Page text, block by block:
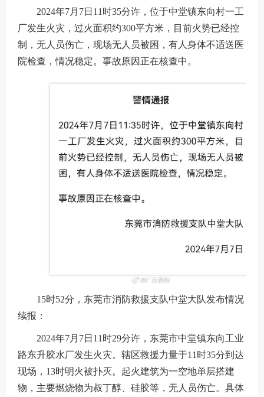
2024年7月7日11时35分许，位于中堂镇东向村一工
厂发生火灾，过火面积约300平方米，目前火势已经控
制，无人员伤亡，现场无人员被困，有人身体不适送医
院检查，情况稳定。事故原因正在核查中。
15时52分，东莞市消防救援支队中堂大队发布情况
续报：
2024年7月7日11时29分许，东莞市中堂镇东向工业
路东升胶水厂发生火灾。辖区救援力量于11时35分到达
现场，13时明火被扑灭。起火建筑为一空地单层搭建
物，主要燃烧物为叔丁醇、硅胶等，无人员伤亡。具体